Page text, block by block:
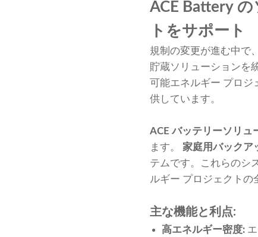
ACE Battery
トをサポート
規制の変更が進む中で
貯蔵ソリューションを
可能エネルギー プロ
供しています。
ACE バッテリーソリュ
ます。 家庭用バックア
テムです。これらのシ
ルギー プロジェクトの
主な機能と利点:
高エネルギー密度: